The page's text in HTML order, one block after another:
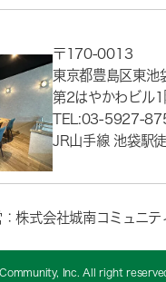
〒170-0013
東京都豊島区東
第2はやかわビル1
TEL:03-5927-
JR山手線 池袋駅
株式会社城南コミュニテ
Inc. All right